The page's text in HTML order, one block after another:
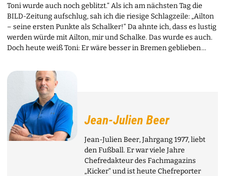
Toni wurde auch noch geblitzt.“ Als ich am nächsten Tag die
BILD-Zeitung aufschlug, sah ich die riesige Schlagzeile: „Ailton
– seine ersten Punkte als Schalker!“ Da ahnte ich, dass es lustig
werden würde mit Ailton, mir und Schalke. Das wurde es auch.
Doch heute weiß Toni: Er wäre besser in Bremen geblieben …
Jean-Julien Beer
Jean-Julien Beer, Jahrgang 1977, liebt
den Fußball. Er war viele Jahre
Chefredakteur des Fachmagazins
„Kicker“ und ist heute Chefreporter